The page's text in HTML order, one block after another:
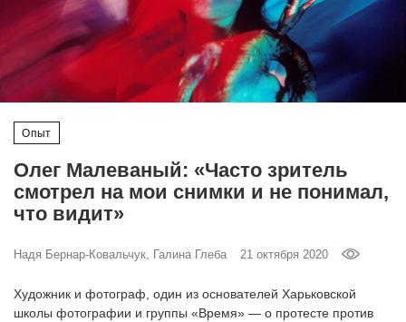
Опыт
Олег Малеваный: «Часто зритель
смотрел на мои снимки и не понимал,
что видит»
Надя Бернар-Ковальчук, Галина Глеба 21 октября 2020
Художник и фотограф, один из основателей Харьковской
школы фотографии и группы «Время» — о протесте против